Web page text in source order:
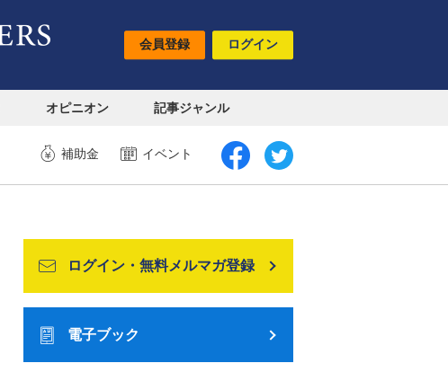
会員登録 ログイン
オピニオン 記事ジャンル
補助金 イベント
ログイン・無料メルマガ登録
電子ブック